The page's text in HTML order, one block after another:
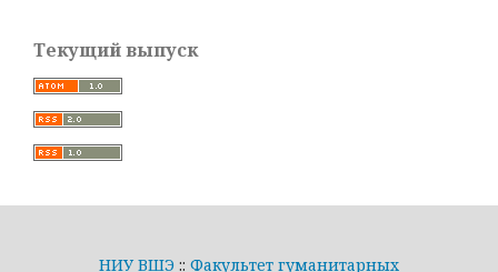
Текущий выпуск
НИУ ВШЭ :: Факультет гуманитарных